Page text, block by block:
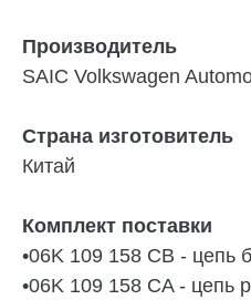
Производитель
SAIC Volkswagen
Страна изготовитель
Китай
Комплект поставки
•06K 109 158 CB - цепь
•06K 109 158 CA - цепь